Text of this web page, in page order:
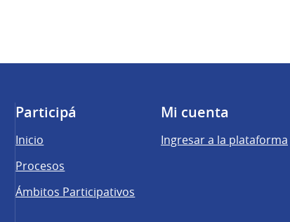
Participá
Inicio
Procesos
Ámbitos Participativos
Mi cuenta
Ingresar a la plataforma